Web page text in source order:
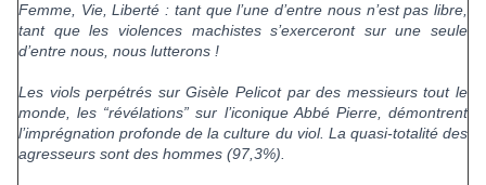
Femme, Vie, Liberté : tant que l’une d’entre nous n’est pas libre,
tant que les violences machistes s’exerceront sur une seule
d’entre nous, nous lutterons !
Les viols perpétrés sur Gisèle Pelicot par des messieurs tout le
monde, les “révélations” sur l’iconique Abbé Pierre, démontrent
l’imprégnation profonde de la culture du viol. La quasi-totalité des
agresseurs sont des hommes (97,3%).